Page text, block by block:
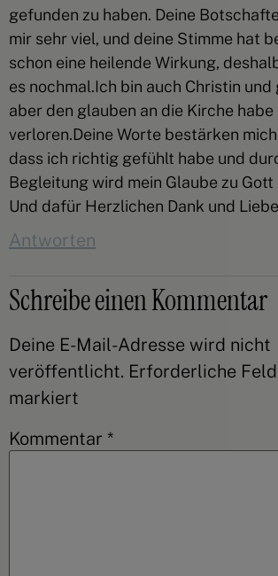
gefunden zu haben. Deine
mir sehr viel, und deine Stimme hat
schon eine heilende Wirkung,
es nochmal.Ich bin auch Christin und
aber den glauben an die Kirche habe
verloren.Deine Worte bestärken
dass ich richtig gefühlt habe und
Begleitung wird mein Glaube zu
Und dafür Herzlichen Dank und
Antworten
Schreibe einen Kommentar
Deine E-Mail-Adresse wird nicht
veröffentlicht. Erforderliche
markiert
Kommentar *